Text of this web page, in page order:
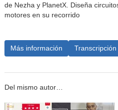
de Nezha y PlanetX. Diseña
motores en su recorrido
Más información Transcripción
Del mismo autor…